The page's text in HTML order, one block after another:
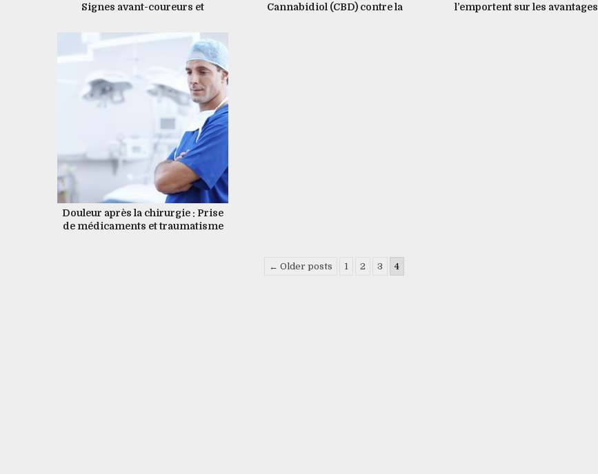
Signes avant-coureurs et
Cannabidiol (CBD) contre la
l’emportent sur les avantages
Douleur après la chirurgie : Prise
de médicaments et traumatisme
← Older posts 1 2 3 4